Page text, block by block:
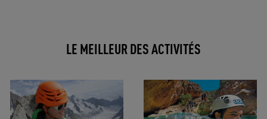
LE MEILLEUR DES ACTIVITÉS